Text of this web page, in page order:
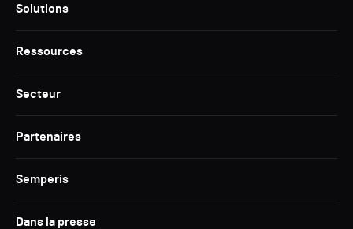
Solutions
Ressources
Secteur
Partenaires
Semperis
Dans la presse